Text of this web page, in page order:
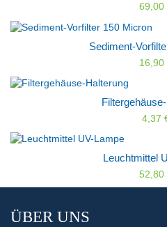
69,00
Sediment-
16,90
4,37
Leuchtmittel
52,80
ÜBER UNS